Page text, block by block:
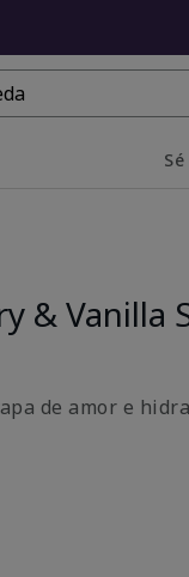
& Vanilla
de amor e